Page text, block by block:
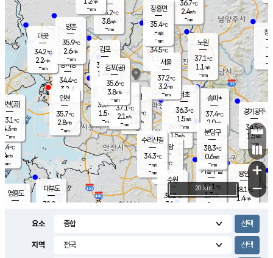
의도
℃
m/s
mm
영흥도
과천
36.1℃
1.5m/s
- mm
용인
38.1℃
1.4m/s
경기광주
34.5℃
1.5m/s
-mm
대부도
32.0
경서동
34.4℃
3.2 m/s
-mm
35.2℃
3.8m/s
-mm
대곶
34.2℃
2.2m/s
-mm
창
-
-m/
-
-mm
의왕
- ℃
m/s
mm
김포
36.2℃
1.4 m/s
mm
광명
36.5 ℃
2.8 m/s
-mm
부천
35.4℃
1.5m/s
-mm
양촌
35.9℃
2.6m/s
-mm
구로
37.1℃
2.1 m/s
-mm
은평
34.5℃
m/s
- mm
노원
37.1℃
1.1 m/s
-mm
송파*
37.4℃
2.0m/s
-mm
서초
36.3℃
1.5m/s
-mm
36.7℃
2.4m/s
-mm
기흥구갈
37.1℃
1.7m/s
-
수리산길
34.3℃
-m/s
-mm
분당구
38.3℃
0.6m/s
-mm
장흥면
35.4℃
-m/s
-mm
인천(공)
33.1℃
4.3m/s
-mm
김포(공)
35.6℃
3.8m/s
-mm
수원
36.2℃
3.1 m/s
인천
35.7℃
2.8m/s
-mm
서울
37.2℃
3.2m/s
-mm
+
−
20 km
요소
지역